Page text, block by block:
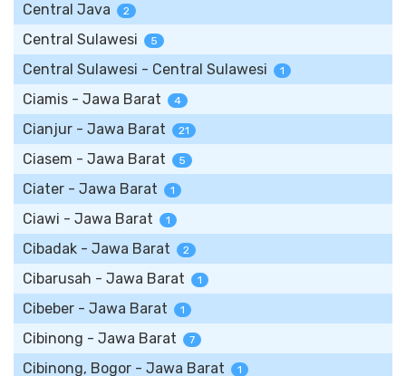
Central Java 2
Central Sulawesi 5
Central Sulawesi - Central Sulawesi 1
Ciamis - Jawa Barat 4
Cianjur - Jawa Barat 21
Ciasem - Jawa Barat 5
Ciater - Jawa Barat 1
Ciawi - Jawa Barat 1
Cibadak - Jawa Barat 2
Cibarusah - Jawa Barat 1
Cibeber - Jawa Barat 1
Cibinong - Jawa Barat 7
Cibinong, Bogor - Jawa Barat 1